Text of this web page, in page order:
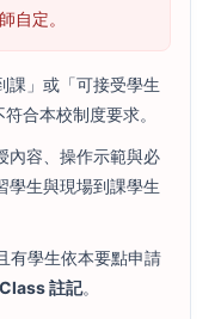
自定。
課」或「可接受學生
合本校制度要求。
內容、操作示範與必
學生與現場到課學生
有學生依本要點申請
註記。